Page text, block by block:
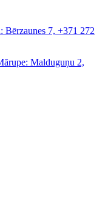
Bērzaunes 7, +371 272
Malduguņu 2,